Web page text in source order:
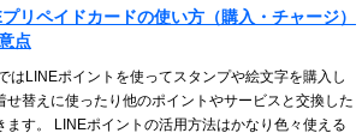
リペイドカードの使い方（購入・チャージ）
点
はLINEポイントを使ってスタンプや絵文字を購入し
せ替えに使ったり他のポイントやサービスと交換した
ます。 LINEポイントの活用方法はかなり色々使える